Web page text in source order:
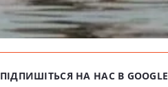
ПІДПИШІТЬСЯ НА НАС В GOOGLE